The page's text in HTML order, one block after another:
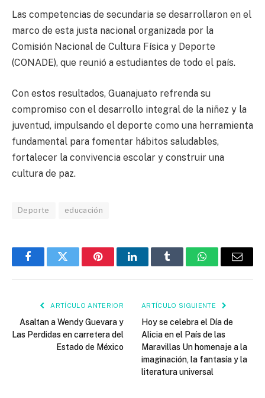
Las competencias de secundaria se desarrollaron en el
marco de esta justa nacional organizada por la
Comisión Nacional de Cultura Física y Deporte
(CONADE), que reunió a estudiantes de todo el país.
Con estos resultados, Guanajuato refrenda su
compromiso con el desarrollo integral de la niñez y la
juventud, impulsando el deporte como una herramienta
fundamental para fomentar hábitos saludables,
fortalecer la convivencia escolar y construir una
cultura de paz.
Deporte educación
FacebookTwitter PinterestLinkedInTumblr WhatsAppEmail
ARTÍCULO ANTERIOR
Asaltan a Wendy Guevara y
Las Perdidas en carretera del
Estado de México
ARTÍCULO SIGUIENTE
Hoy se celebra el Día de
Alicia en el País de las
Maravillas Un homenaje a la
imaginación, la fantasía y la
literatura universal